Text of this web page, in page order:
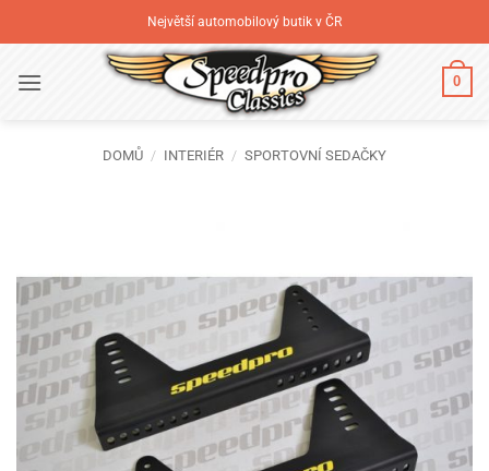
na
Největší automobilový butik v ČR
0
DOMŮ / INTERIÉR / SPORTOVNÍ SEDAČKY